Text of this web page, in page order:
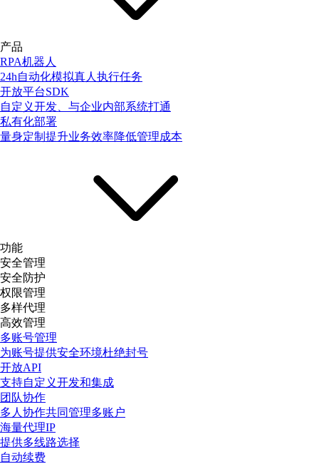
产品
RPA机器人
24h自动化模拟真人执行任务
开放平台SDK
自定义开发、与企业内部系统打通
私有化部署
量身定制提升业务效率降低管理成本
功能
安全管理
安全防护
权限管理
多样代理
高效管理
多账号管理
为账号提供安全环境杜绝封号
开放API
支持自定义开发和集成
团队协作
多人协作共同管理多账户
海量代理IP
提供多线路选择
自动续费